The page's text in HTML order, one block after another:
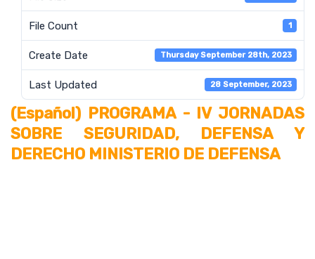
File Count 1
Create Date Thursday September 28th, 2023
Last Updated 28 September, 2023
(Español) PROGRAMA - IV JORNADAS
SOBRE SEGURIDAD, DEFENSA Y
DERECHO MINISTERIO DE DEFENSA